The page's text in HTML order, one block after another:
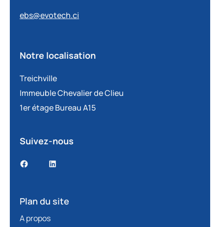
ebs@evotech.ci
Notre localisation
Treichville
Immeuble Chevalier de Clieu
1er étage Bureau A15
Suivez-nous
Plan du site
A propos